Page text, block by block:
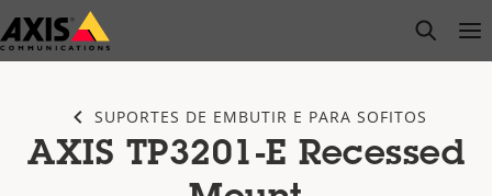
Pular
para
open
SUPORTES DE EMBUTIR E PARA SOFITOS
AXIS TP3201-E Recessed